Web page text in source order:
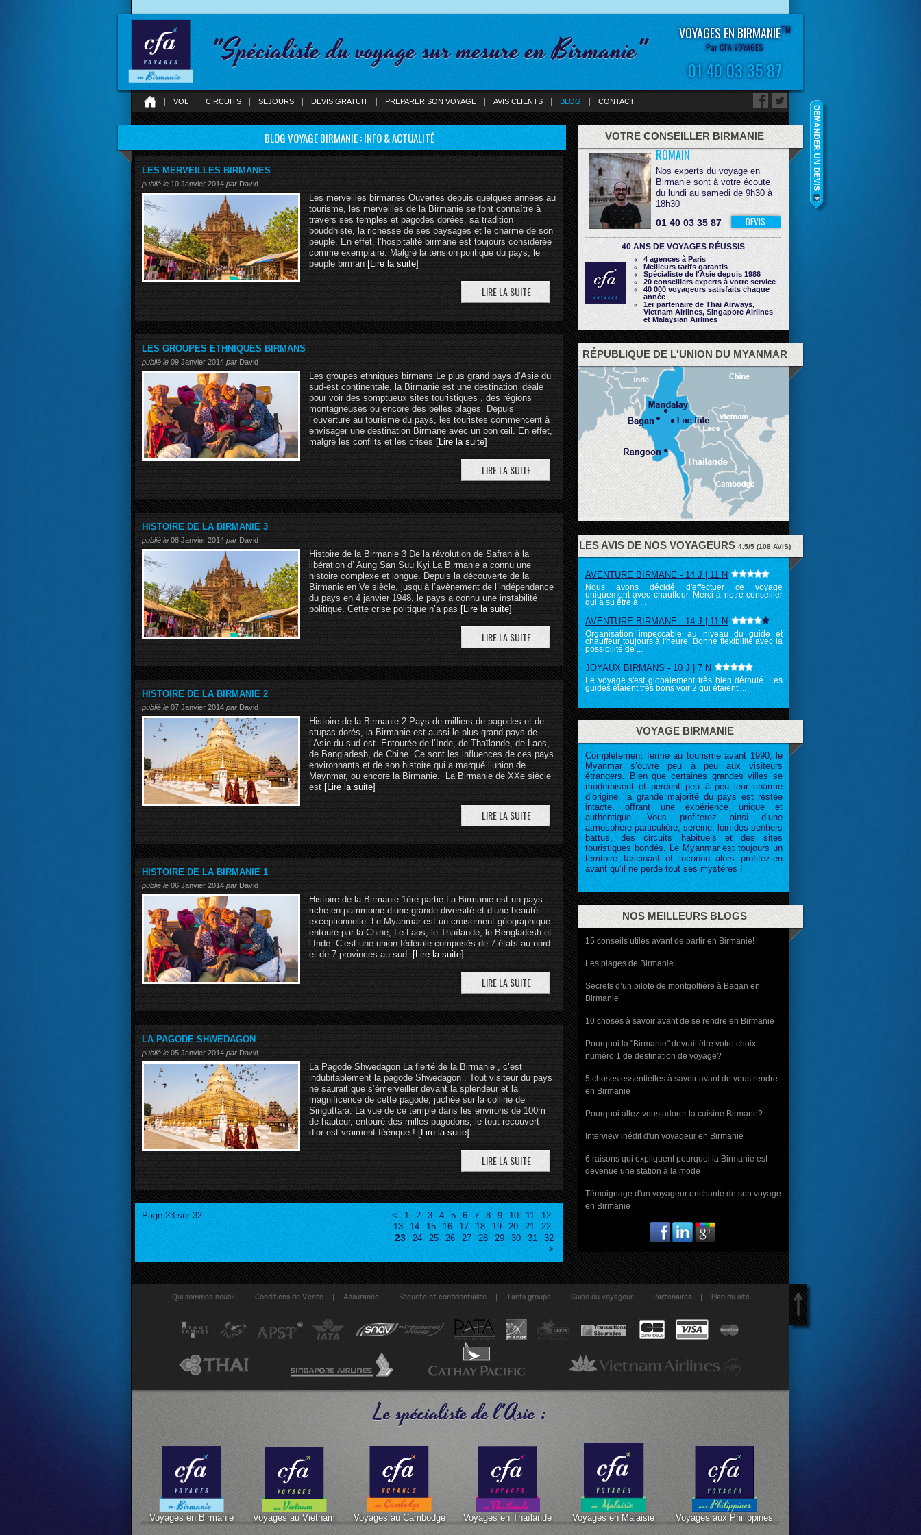
"Spécialiste du voyage sur mesure en Birmanie" VOYAGES EN BIRMANIETM
Par CFA VOYAGES
01 40 03 35 87
VOL CIRCUITS SEJOURS DEVIS GRATUIT PREPARER SON VOYAGE AVIS CLIENTS BLOG CONTACT
BLOG VOYAGE BIRMANIE : INFO & ACTUALITÉ
LES MERVEILLES BIRMANES
publié le 10 Janvier 2014 par David
Les merveilles birmanes Ouvertes depuis quelques années au
tourisme, les merveilles de la Birmanie se font connaître à
travers ses temples et pagodes dorées, sa tradition
bouddhiste, la richesse de ses paysages et le charme de son
peuple. En effet, l’hospitalité birmane est toujours considérée
comme exemplaire. Malgré la tension politique du pays, le
peuple birman [Lire la suite]
LES GROUPES ETHNIQUES BIRMANS
publié le 09 Janvier 2014 par David
Les groupes ethniques birmans Le plus grand pays d’Asie du
sud-est continentale, la Birmanie est une destination idéale
pour voir des somptueux sites touristiques , des régions
montagneuses ou encore des belles plages. Depuis
l’ouverture au tourisme du pays, les touristes commencent à
envisager une destination Birmane avec un bon œil. En effet,
malgré les conflits et les crises [Lire la suite]
HISTOIRE DE LA BIRMANIE 3
publié le 08 Janvier 2014 par David
Histoire de la Birmanie 3 De la révolution de Safran à la
libération d’ Aung San Suu Kyi La Birmanie a connu une
histoire complexe et longue. Depuis la découverte de la
Birmanie en Ve siècle, jusqu’à l’avènement de l’indépendance
du pays en 4 janvier 1948, le pays a connu une instabilité
politique. Cette crise politique n’a pas [Lire la suite]
HISTOIRE DE LA BIRMANIE 2
publié le 07 Janvier 2014 par David
Histoire de la Birmanie 2 Pays de milliers de pagodes et de
stupas dorés, la Birmanie est aussi le plus grand pays de
l’Asie du sud-est. Entourée de l’Inde, de Thaïlande, de Laos,
de Bangladesh, de Chine. Ce sont les influences de ces pays
environnants et de son histoire qui a marqué l’union de
Maynmar, ou encore la Birmanie. La Birmanie de XXe siècle
est [Lire la suite]
HISTOIRE DE LA BIRMANIE 1
publié le 06 Janvier 2014 par David
Histoire de la Birmanie 1ère partie La Birmanie est un pays
riche en patrimoine d’une grande diversité et d’une beauté
exceptionnelle. Le Myanmar est un croisement géographique
entouré par la Chine, Le Laos, le Thaïlande, le Bengladesh et
l’Inde. C’est une union fédérale composés de 7 états au nord
et de 7 provinces au sud. [Lire la suite]
LA PAGODE SHWEDAGON
publié le 05 Janvier 2014 par David
La Pagode Shwedagon La fierté de la Birmanie , c’est
indubitablement la pagode Shwedagon . Tout visiteur du pays
ne saurait que s’émerveiller devant la splendeur et la
magnificence de cette pagode, juchée sur la colline de
Singuttara. La vue de ce temple dans les environs de 100m
de hauteur, entouré des milles pagodons, le tout recouvert
d’or est vraiment féérique ! [Lire la suite]
Page 23 sur 32 < 1 2 3 4 5 6 7 8 9 10 11
12
13
14 15 16 17 18 19 20 21 22
23 24 25 26 27 28 29 30 31
32
>
ROMAIN
Nos experts du voyage en
Birmanie sont à votre écoute
du lundi au samedi de 9h30 à
18h30
01 40 03 35 87 DEVIS
40 ANS DE VOYAGES RÉUSSIS
4 agences à Paris
Meilleurs tarifs garantis
Spécialiste de l'Asie depuis 1986
20 conseillers experts à votre service
40 000 voyageurs satisfaits chaque
année
1er partenaire de Thai Airways,
Vietnam Airlines, Singapore Airlines
et Malaysian Airlines
VOTRE CONSEILLER BIRMANIE
RÉPUBLIQUE DE L'UNION DU MYANMAR
AVENTURE BIRMANE - 14 J | 11 N
Nous avons décidé d'effectuer ce voyage
uniquement avec chauffeur. Merci à notre conseiller
qui a su être à ...
AVENTURE BIRMANE - 14 J | 11 N
Organisation impeccable au niveau du guide et
chauffeur toujours à l'heure. Bonne flexibilité avec la
possibilité de ...
JOYAUX BIRMANS - 10 J | 7 N
Le voyage s'est globalement très bien déroulé. Les
guides étaient très bons voir 2 qui étaient ...
LES AVIS DE NOS VOYAGEURS4.5/5(108AVIS)
Complètement fermé au tourisme avant 1990, le
Myanmar s’ouvre peu à peu aux visiteurs
étrangers. Bien que certaines grandes villes se
modernisent et perdent peu à peu leur charme
d’origine, la grande majorité du pays est restée
intacte, offrant une expérience unique et
authentique. Vous profiterez ainsi d’une
atmosphère particulière, sereine, loin des sentiers
battus, des circuits habituels et des sites
touristiques bondés. Le Myanmar est toujours un
territoire fascinant et inconnu alors profitez-en
avant qu’il ne perde tout ses mystères !
VOYAGE BIRMANIE
15 conseils utiles avant de partir en Birmanie!
Les plages de Birmanie
Secrets d’un pilote de montgolfière à Bagan en
Birmanie
10 choses à savoir avant de se rendre en Birmanie
Pourquoi la "Birmanie" devrait être votre choix
numéro 1 de destination de voyage?
5 choses essentielles à savoir avant de vous rendre
en Birmanie
Pourquoi allez-vous adorer la cuisine Birmane?
Interview inédit d'un voyageur en Birmanie
6 raisons qui expliquent pourquoi la Birmanie est
devenue une station à la mode
Témoignage d'un voyageur enchanté de son voyage
en Birmanie
NOS MEILLEURS BLOGS
Qui sommes-nous? | Conditions de Vente | Assurance | Sécurité et confidentialité | Tarifs groupe | Guide du voyageur | Partenaires | Plan du site
Le spécialiste de l'Asie :
Voyages en Birmanie Voyages au Vietnam Voyages au Cambodge Voyages en Thaïlande Voyages en Malaisie Voyages aux Philippines